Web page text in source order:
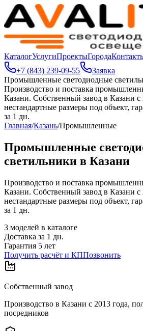
КаталогУслугиПроектыГорода
+7 (843) 239-09-55
Заявка
Промышленные светодиодные
Производство и поставка
Казани. Собственный завод в Казани с
нестандартные размеры под объект,
за 1 дн.
Главная/Казань/Промышленные
Промышленные
светильники в Казани
Производство и поставка
Казани. Собственный завод в Казани с
нестандартные размеры под объект,
за 1 дн.
3 моделей в каталоге
Доставка за 1 дн.
Гарантия 5 лет
Получить расчёт и КППозвонить
Собственный завод
Производство в Казани с 2013 года,
посредников